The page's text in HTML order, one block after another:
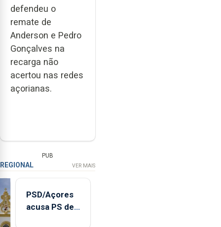
defendeu o
remate de
Anderson e Pedro
Gonçalves na
recarga não
acertou nas redes
açorianas.
PUB
REGIONAL VER MAIS
PSD/Açores
acusa PS de